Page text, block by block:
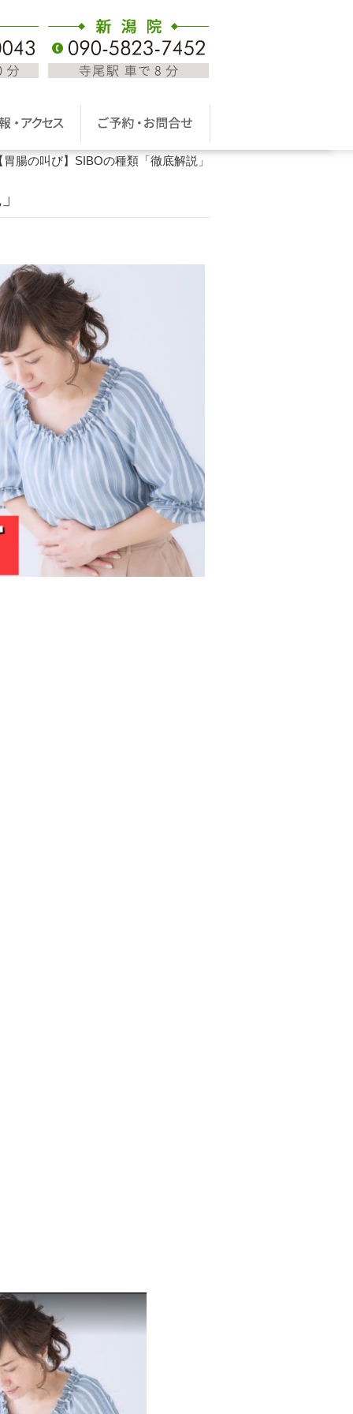
胃腸の叫び】SIBOの種類「徹底解説」